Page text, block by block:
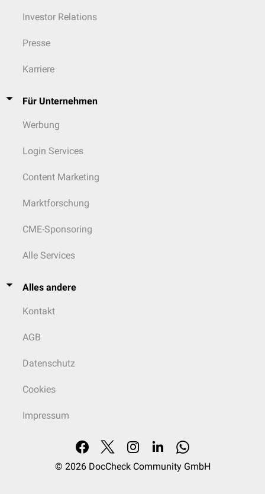
Investor Relations
Presse
Karriere
Für Unternehmen
Werbung
Login Services
Content Marketing
Marktforschung
CME-Sponsoring
Alle Services
Alles andere
Kontakt
AGB
Datenschutz
Cookies
Impressum
© 2026 DocCheck Community GmbH